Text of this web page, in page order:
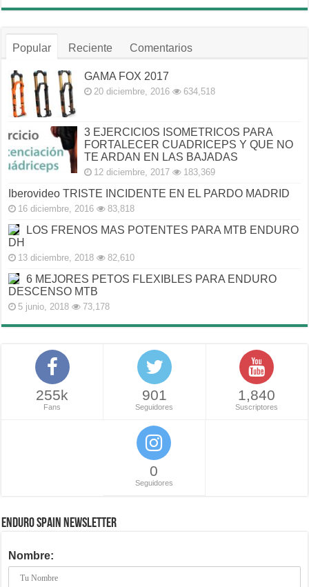
Popular Reciente Comentarios
GAMA FOX 2017
20 diciembre, 2016 634,518
3 EJERCICIOS ISOMETRICOS PARA
FORTALECER CUADRICEPS Y QUE NO
TE ARDAN EN LAS BAJADAS
12 diciembre, 2017 183,369
Iberovideo TRISTE INCIDENTE EN EL PARDO MADRID
16 diciembre, 2016 83,818
LOS FRENOS MAS POTENTES PARA MTB ENDURO
DH
13 diciembre, 2018 82,610
6 MEJORES PETOS FLEXIBLES PARA ENDURO
DESCENSO MTB
5 junio, 2018 73,178
255k
Fans
901
Seguidores
1,840
Suscriptores
0
Seguidores
ENDURO SPAIN NEWSLETTER
Nombre: